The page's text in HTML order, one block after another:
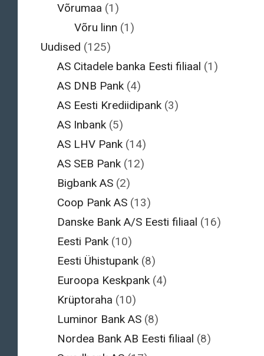
Võrumaa (1)
Võru linn (1)
Uudised (125)
AS Citadele banka Eesti filiaal (1)
AS DNB Pank (4)
AS Eesti Krediidipank (3)
AS Inbank (5)
AS LHV Pank (14)
AS SEB Pank (12)
Bigbank AS (2)
Coop Pank AS (13)
Danske Bank A/S Eesti filiaal (16)
Eesti Pank (10)
Eesti Ühistupank (8)
Euroopa Keskpank (4)
Krüptoraha (10)
Luminor Bank AS (8)
Nordea Bank AB Eesti filiaal (8)